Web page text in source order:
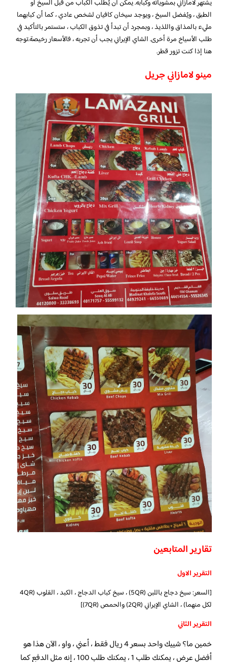
يشتهر لامازاني بمشوياته وكبابه. يمكن أن يُطلب الكباب من قبل السيخ أو
الطبق ، ويُفضل السيخ ، ويوجد سيخان كافيان لشخص عادي ، كما أن كبابهما
مليء بالمذاق واللذيذ ، وبمجرد أن تبدأ في تذوق الكباب ، ستستمر بالتأكيد في
طلب الأسياخ مرة أخرى. الشاي الإيراني يجب أن تجربه ، فالأسعار رخيصة.توجه
هنا إذا كنت تزور قطر.
مينو لامازاني جريل
تقارير المتابعين
التقرير الاول
[السعر: سيخ دجاج باللبن (5QR) ، سيخ كباب الدجاج ، الكبد ، القلوب (4QR
لكل منهما) ، الشاي الإيراني (2QR) والحمص (7QR)]
التقرير الثاني
خمين ما؟ شييك واحد بسعر 4 ريال فقط ، أعني ، واو ، الآن هذا هو
أفضل عرض ، يمكنك طلب 1 ، يمكنك طلب 100 ، إنه مثل الدفع كما